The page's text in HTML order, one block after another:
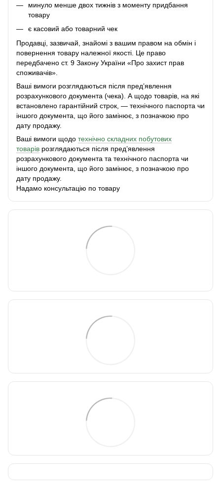
минуло менше двох тижнів з моменту придбання
товару
є касовий або товарний чек
Продавці, зазвичай, знайомі з вашим правом на обмін і
повернення товару належної якості. Це право
передбачено ст. 9 Закону України «Про захист прав
споживачів».
Ваші вимоги розглядаються після пред’явлення
розрахункового документа (чека). А щодо товарів, на які
встановлено гарантійний строк, — технічного паспорта чи
іншого документа, що його замінює, з позначкою про
дату продажу.
Ваші вимоги щодо технічно складних побутових
товарів розглядаються після пред’явлення
розрахункового документа та технічного паспорта чи
іншого документа, що його замінює, з позначкою про
дату продажу.
Надамо консультацію по товару